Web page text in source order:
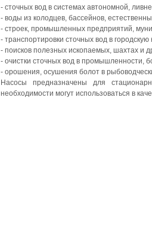
- сточных вод в системах автономной,
- воды из колодцев, бассейнов,
- строек, промышленных предприятий,
- транспортировки сточных вод в
- поисков полезных ископаемых, шахтах и
- очистки сточных вод в промышленности,
- орошения, осушения болот в
Насосы предназначены для
необходимости могут использоваться в